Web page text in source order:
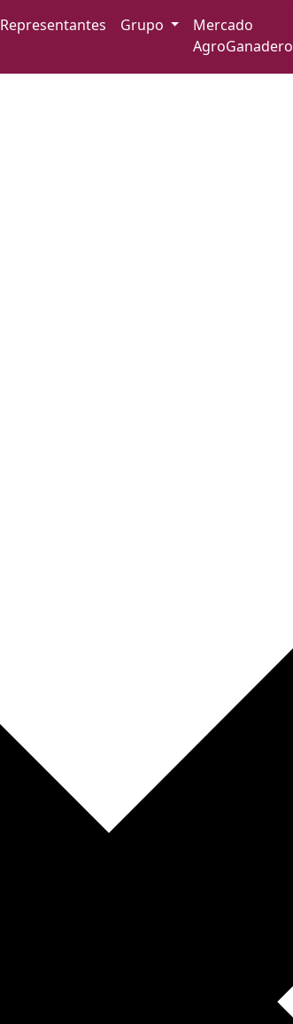
Representantes Grupo
Mercado
AgroGanadero
Iniciar sesión